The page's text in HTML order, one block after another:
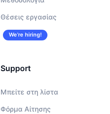
Θέσεις εργασίας
We’re hiring!
Support
Μπείτε στη λίστα
Φόρμα Αίτησης